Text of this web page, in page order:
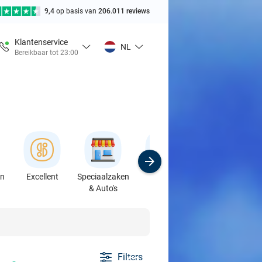
9,4 op basis van 206.011 reviews
Klantenservice
Bereikbaar tot 23:00
NL
Excellent
Speciaalzaken
& Auto's
Sport
Filters